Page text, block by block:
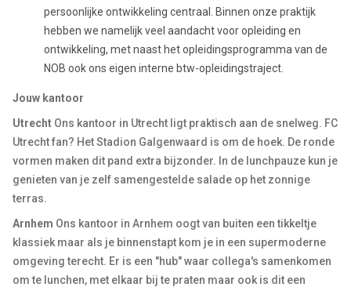
persoonlijke ontwikkeling centraal. Binnen onze praktijk
hebben we namelijk veel aandacht voor opleiding en
ontwikkeling, met naast het opleidingsprogramma van de
NOB ook ons eigen interne btw-opleidingstraject.
Jouw kantoor
Utrecht Ons kantoor in Utrecht ligt praktisch aan de snelweg. FC
Utrecht fan? Het Stadion Galgenwaard is om de hoek. De ronde
vormen maken dit pand extra bijzonder. In de lunchpauze kun je
genieten van je zelf samengestelde salade op het zonnige
terras.
Arnhem Ons kantoor in Arnhem oogt van buiten een tikkeltje
klassiek maar als je binnenstapt kom je in een supermoderne
omgeving terecht. Er is een "hub" waar collega's samenkomen
om te lunchen, met elkaar bij te praten maar ook is dit een